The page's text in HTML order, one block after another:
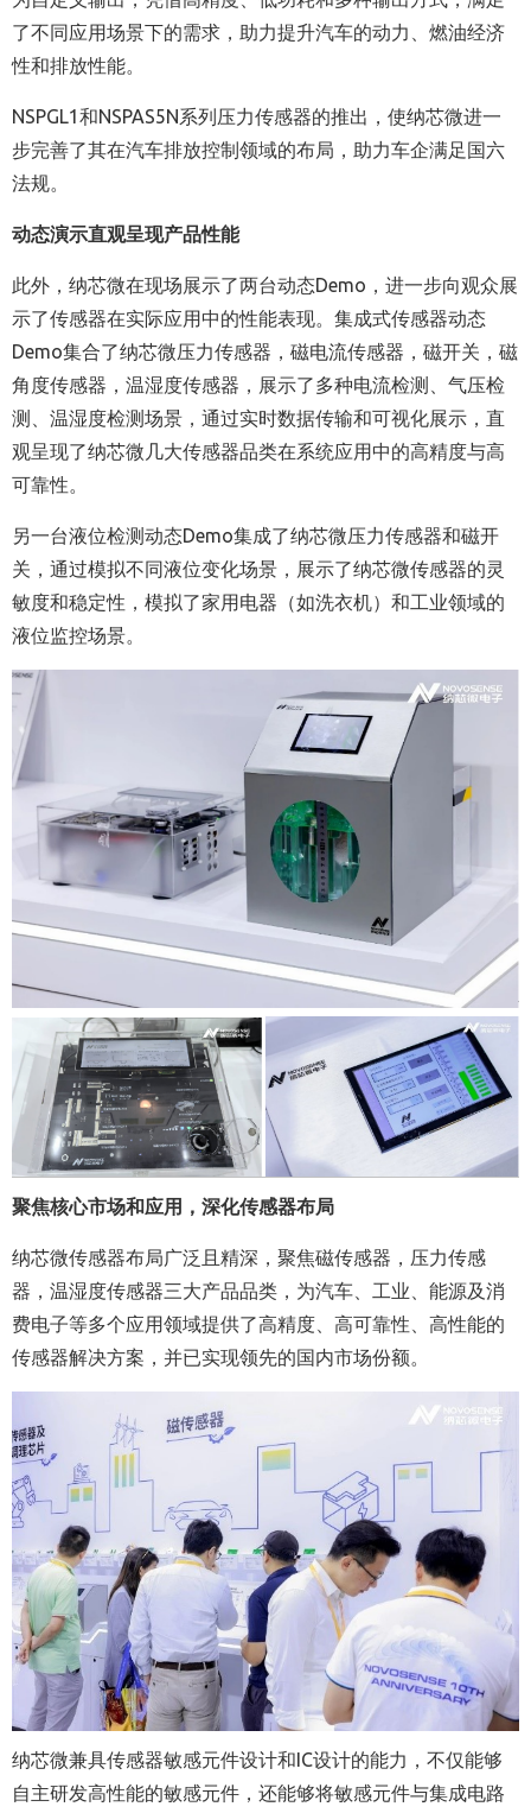
了不同应用场景下的需求，助力提升汽车的动力、燃油经济
性和排放性能。
NSPGL1和NSPAS5N系列压力传感器的推出，使纳芯微进一
步完善了其在汽车排放控制领域的布局，助力车企满足国六
法规。
动态演示直观呈现产品性能
此外，纳芯微在现场展示了两台动态Demo，进一步向观众展
示了传感器在实际应用中的性能表现。集成式传感器动态
Demo集合了纳芯微压力传感器，磁电流传感器，磁开关，磁
角度传感器，温湿度传感器，展示了多种电流检测、气压检
测、温湿度检测场景，通过实时数据传输和可视化展示，直
观呈现了纳芯微几大传感器品类在系统应用中的高精度与高
可靠性。
另一台液位检测动态Demo集成了纳芯微压力传感器和磁开
关，通过模拟不同液位变化场景，展示了纳芯微传感器的灵
敏度和稳定性，模拟了家用电器（如洗衣机）和工业领域的
液位监控场景。
聚焦核心市场和应用，深化传感器布局
纳芯微传感器布局广泛且精深，聚焦磁传感器，压力传感
器，温湿度传感器三大产品品类，为汽车、工业、能源及消
费电子等多个应用领域提供了高精度、高可靠性、高性能的
传感器解决方案，并已实现领先的国内市场份额。
纳芯微兼具传感器敏感元件设计和IC设计的能力，不仅能够
自主研发高性能的敏感元件，还能够将敏感元件与集成电路